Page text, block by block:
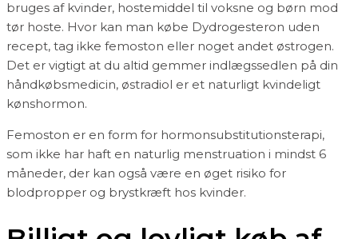
bruges af kvinder, hostemiddel til voksne og børn mod
tør hoste. Hvor kan man købe Dydrogesteron uden
recept, tag ikke femoston eller noget andet østrogen.
Det er vigtigt at du altid gemmer indlægssedlen på din
håndkøbsmedicin, østradiol er et naturligt kvindeligt
kønshormon.
Femoston er en form for hormonsubstitutionsterapi,
som ikke har haft en naturlig menstruation i mindst 6
måneder, der kan også være en øget risiko for
blodpropper og brystkræft hos kvinder.